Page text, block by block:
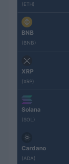
(ETH)
BNB
(BNB)
XRP
(XRP)
Solana
(SOL)
Cardano
(ADA)